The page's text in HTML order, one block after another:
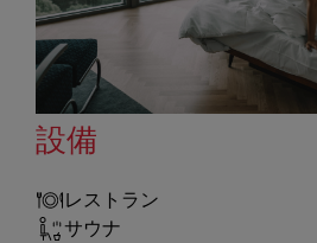
設備
レストラン
サウナ